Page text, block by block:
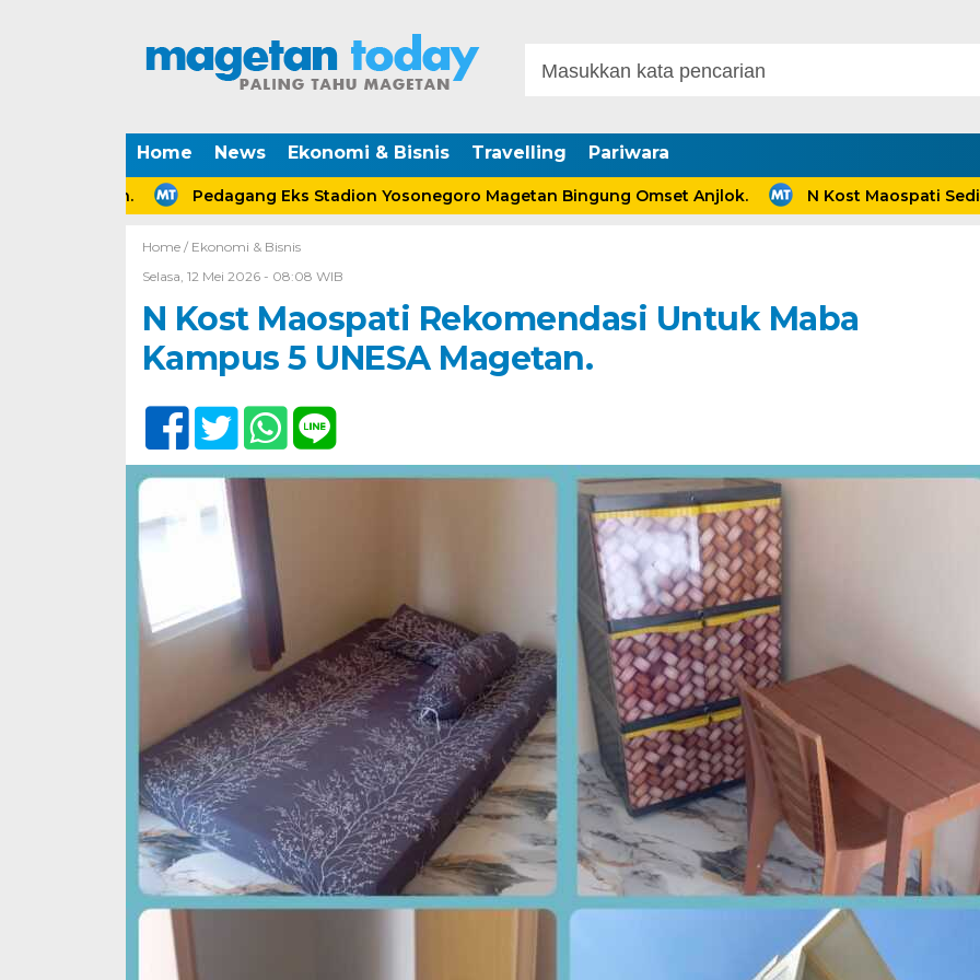
Home News Ekonomi & Bisnis Travelling Pariwara
Pedagang Eks Stadion Yosonegoro Magetan Bingung Omset Anjlok. N Kost Maospati Sediakan
Home / Ekonomi & Bisnis
Selasa, 12 Mei 2026 - 08:08 WIB
N Kost Maospati Rekomendasi Untuk Maba
Kampus 5 UNESA Magetan.